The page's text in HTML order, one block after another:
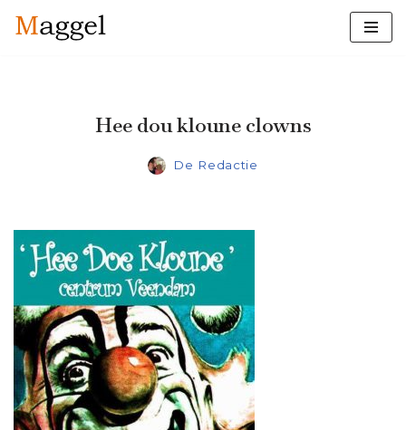
Hee dou kloune clowns
De Redactie